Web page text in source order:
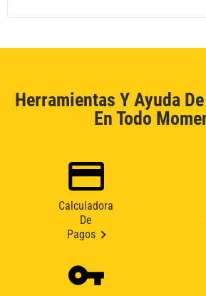
Herramientas Y Ayuda
En Todo
Calculadora
De
Pagos